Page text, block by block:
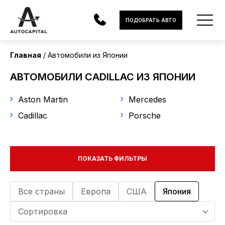
В НАЛИЧИИ
ЛИЗИНГ
НОВОСТИ
ПОДОБРАТЬ АВТО
Главная Автомобили из Японии
АВТОМОБИЛИ CADILLAC ИЗ ЯПОНИИ
Aston Martin
Cadillac
Mercedes
Porsche
ПОКАЗАТЬ ФИЛЬТРЫ
Страна поставки
Модель
от до
Все страны Европа США
Япония
Сортировка